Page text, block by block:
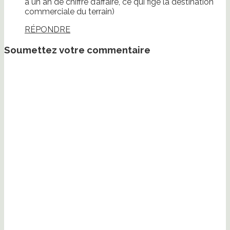
commerciale du terrain)
RÉPONDRE
Soumettez votre commentaire